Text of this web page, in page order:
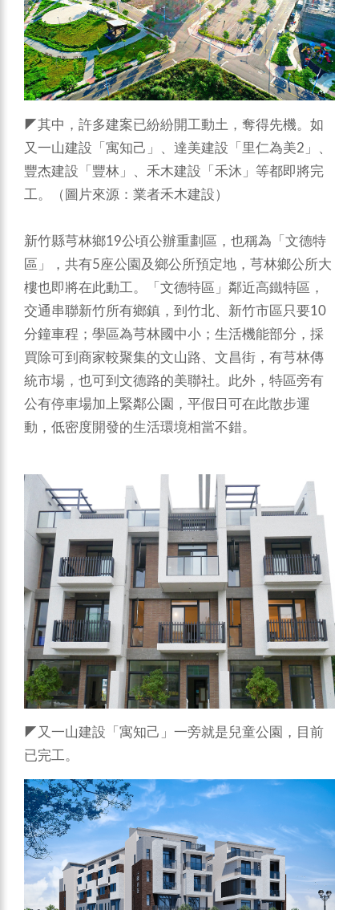
◤其中，許多建案已紛紛開工動土，奪得先機。如
又一山建設「寓知己」、達美建設「里仁為美2」、
豐杰建設「豐林」、禾木建設「禾沐」等都即將完
工。（圖片來源：業者禾木建設）
新竹縣芎林鄉19公頃公辦重劃區，也稱為「文德特
區」，共有5座公園及鄉公所預定地，芎林鄉公所大
樓也即將在此動工。「文德特區」鄰近高鐵特區，
交通串聯新竹所有鄉鎮，到竹北、新竹市區只要10
分鐘車程；學區為芎林國中小；生活機能部分，採
買除可到商家較聚集的文山路、文昌街，有芎林傳
統市場，也可到文德路的美聯社。此外，特區旁有
公有停車場加上緊鄰公園，平假日可在此散步運
動，低密度開發的生活環境相當不錯。
◤又一山建設「寓知己」一旁就是兒童公園，目前
已完工。